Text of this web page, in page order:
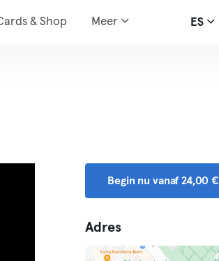
& Shop Meer ES
Begin nu vanaf 24,00 €
Adres